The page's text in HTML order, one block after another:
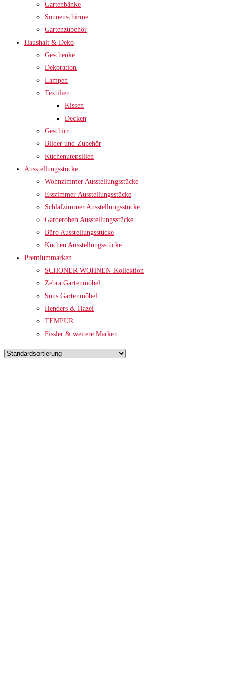
Gartenbänke
Sonnenschirme
Gartenzubehör
Haushalt & Deko
Geschenke
Dekoration
Lampen
Textilien
Kissen
Decken
Geschirr
Bilder und Zubehör
Küchenutensilien
Ausstellungsstücke
Wohnzimmer Ausstellungsstücke
Esszimmer Ausstellungsstücke
Schlafzimmer Ausstellungsstücke
Garderoben Ausstellungsstücke
Büro Ausstellungsstücke
Küchen Ausstellungsstücke
Premiummarken
SCHÖNER WOHNEN-Kollektion
Zebra Gartenmöbel
Suns Gartenmöbel
Henders & Hazel
TEMPUR
Fissler & weitere Marken